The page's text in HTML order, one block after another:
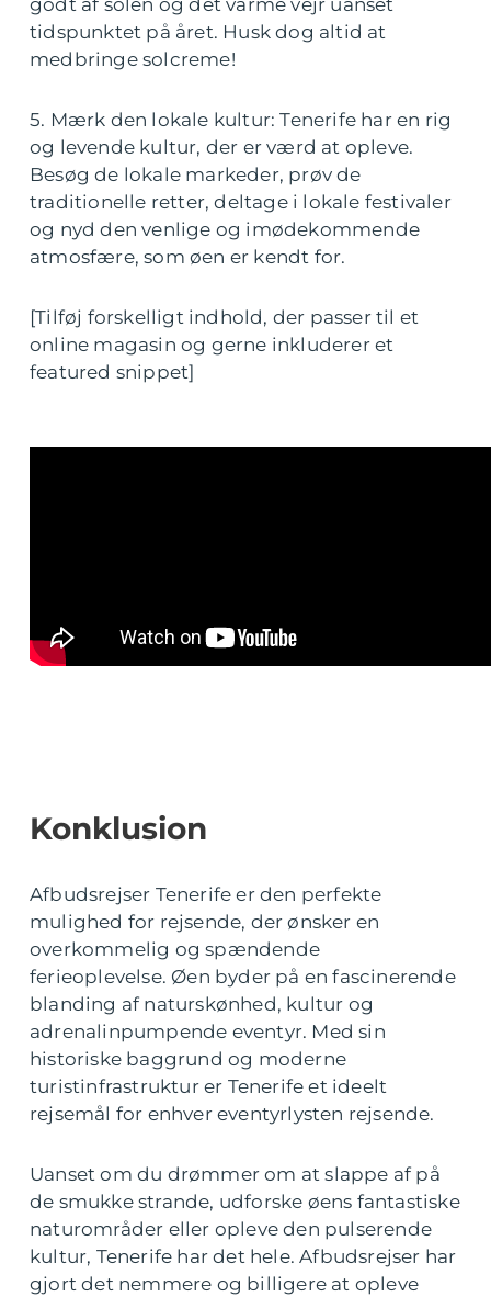
godt af solen og det varme vejr uanset
tidspunktet på året. Husk dog altid at
medbringe solcreme!
5. Mærk den lokale kultur: Tenerife har en rig
og levende kultur, der er værd at opleve.
Besøg de lokale markeder, prøv de
traditionelle retter, deltage i lokale festivaler
og nyd den venlige og imødekommende
atmosfære, som øen er kendt for.
[Tilføj forskelligt indhold, der passer til et
online magasin og gerne inkluderer et
featured snippet]
Konklusion
Afbudsrejser Tenerife er den perfekte
mulighed for rejsende, der ønsker en
overkommelig og spændende
ferieoplevelse. Øen byder på en fascinerende
blanding af naturskønhed, kultur og
adrenalinpumpende eventyr. Med sin
historiske baggrund og moderne
turistinfrastruktur er Tenerife et ideelt
rejsemål for enhver eventyrlysten rejsende.
Uanset om du drømmer om at slappe af på
de smukke strande, udforske øens fantastiske
naturområder eller opleve den pulserende
kultur, Tenerife har det hele. Afbudsrejser har
gjort det nemmere og billigere at opleve